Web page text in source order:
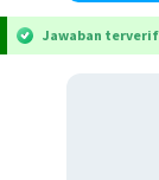
Jawaban